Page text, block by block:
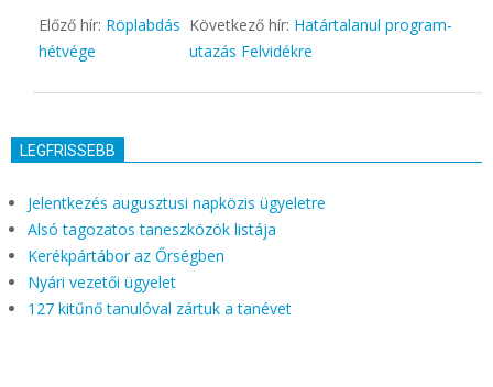
Előző hír: Röplabdás
hétvége
Következő hír: Határtalanul program-
utazás Felvidékre
LEGFRISSEBB
Jelentkezés augusztusi napközis ügyeletre
Alsó tagozatos taneszközök listája
Kerékpártábor az Őrségben
Nyári vezetői ügyelet
127 kitűnő tanulóval zártuk a tanévet